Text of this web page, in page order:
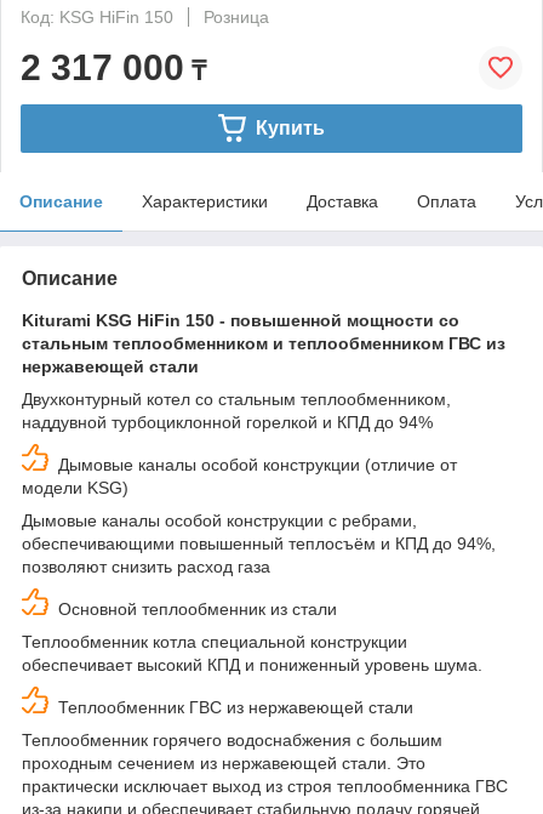
Код: KSG HiFin 150
Розница
2 317 000 ₸
Купить
Описание Характеристики Доставка Оплата
Описание
Kiturami KSG HiFin 150 - повышенной мощности со
стальным теплообменником и теплообменником ГВС из
нержавеющей стали
Двухконтурный котел со стальным теплообменником,
наддувной турбоциклонной горелкой и КПД до 94%
Дымовые каналы особой конструкции (отличие от
модели KSG)
Дымовые каналы особой конструкции с ребрами,
обеспечивающими повышенный теплосъём и КПД до 94%,
позволяют снизить расход газа
Основной теплообменник из стали
Теплообменник котла специальной конструкции
обеспечивает высокий КПД и пониженный уровень шума.
Теплообменник ГВС из нержавеющей стали
Теплообменник горячего водоснабжения с большим
проходным сечением из нержавеющей стали. Это
практически исключает выход из строя теплообменника ГВС
из-за накипи и обеспечивает стабильную подачу горячей